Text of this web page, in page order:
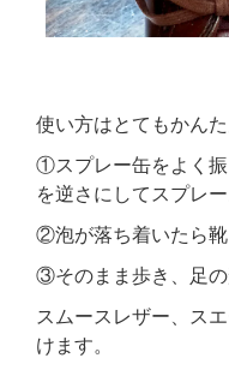
使い方はとてもかんた
①スプレー缶をよく
を逆さにしてスプレー
②泡が落ち着いたら靴
③そのまま歩き、足の
スムースレザー、ス
けます。